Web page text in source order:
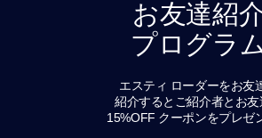
お友達紹
プログラ
エスティ ローダーをお友
紹介するとご紹介者とお友
15%OFF クーポンをプレゼ